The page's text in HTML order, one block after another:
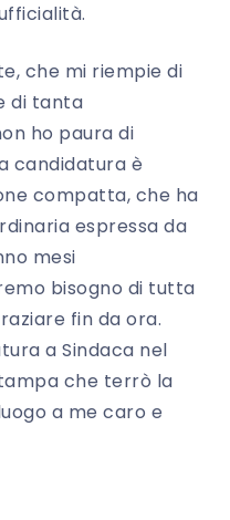
che mi riempie di
di tanta
ho paura di
candidatura è
compatta, che ha
espressa da
mesi
bisogno di tutta
fin da ora.
a Sindaca nel
che terrò la
a me caro e